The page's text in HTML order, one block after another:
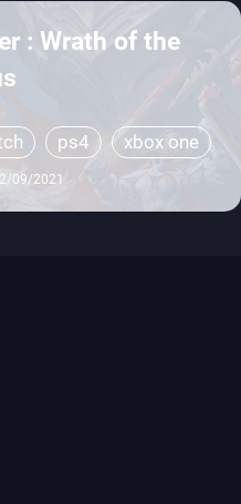
: Wrath of the
ps4 xbox one
09/2021